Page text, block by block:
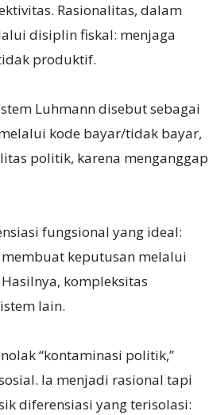
Rasionalitas, dalam
disiplin fiskal: menjaga
produktif.
Luhmann disebut sebagai
kode bayar/tidak bayar,
politik, karena menganggap
fungsional yang ideal:
keputusan melalui
kompleksitas
lain.
“kontaminasi politik,”
Ia menjadi rasional tapi
diferensiasi yang terisolasi: